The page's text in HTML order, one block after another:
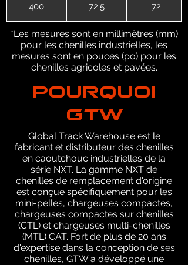
400 72.5 72
*Les mesures sont en millimètres (mm)
pour les chenilles industrielles, les
mesures sont en pouces (po) pour les
chenilles agricoles et pavées.
POURQUOI
GTW
Global Track Warehouse est le
fabricant et distributeur des chenilles
en caoutchouc industrielles de la
série NXT. La gamme NXT de
chenilles de remplacement d'origine
est conçue spécifiquement pour les
mini-pelles, chargeuses compactes,
chargeuses compactes sur chenilles
(CTL) et chargeuses multi-chenilles
(MTL) CAT. Fort de plus de 20 ans
d'expertise dans la conception de ses
chenilles, GTW a développé une